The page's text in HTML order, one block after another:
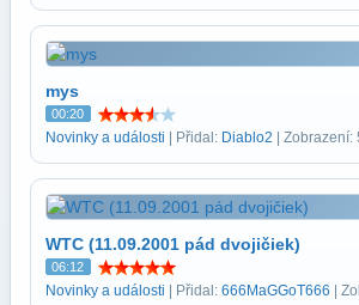
mys
00:20
Novinky a události | Přidal: Diablo2 | Zobrazení:
WTC (11.09.2001 pád dvojičiek)
06:12
Novinky a události | Přidal: 666MaGGoT666 |